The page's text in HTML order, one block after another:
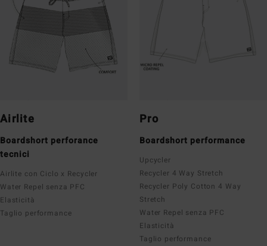
Airlite
Boardshort perforance
tecnici
Airlite con Ciclo x Recycler
Water Repel senza PFC
Elasticità
Taglio performance
Pro
Boardshort performance
Upcycler
Recycler 4 Way Stretch
Recycler Poly Cotton 4 Way
Stretch
Water Repel senza PFC
Elasticità
Taglio performance